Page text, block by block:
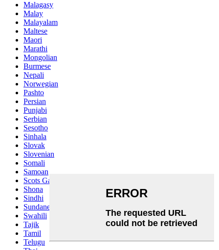
Malagasy
Malay
Malayalam
Maltese
Maori
Marathi
Mongolian
Burmese
Nepali
Norwegian
Pashto
Persian
Punjabi
Serbian
Sesotho
Sinhala
Slovak
Slovenian
Somali
Samoan
Scots Gaelic
Shona
Sindhi
Sundanese
Swahili
Tajik
Tamil
Telugu